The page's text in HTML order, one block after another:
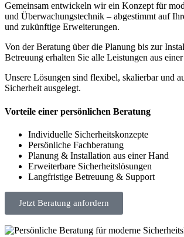
Gemeinsam entwickeln wir ein Konzept für
und Überwachungstechnik – abgestimmt auf
und zukünftige Erweiterungen.
Von der Beratung über die Planung bis zur
Betreuung erhalten Sie alle Leistungen aus
Unsere Lösungen sind flexibel, skalierbar und
Sicherheit ausgelegt.
Vorteile einer persönlichen Beratung
Individuelle Sicherheitskonzepte
Persönliche Fachberatung
Planung & Installation aus einer Hand
Erweiterbare Sicherheitslösungen
Langfristige Betreuung & Support
Jetzt Beratung anfordern